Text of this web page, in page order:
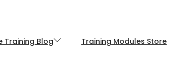
Training Blog Training Modules Store